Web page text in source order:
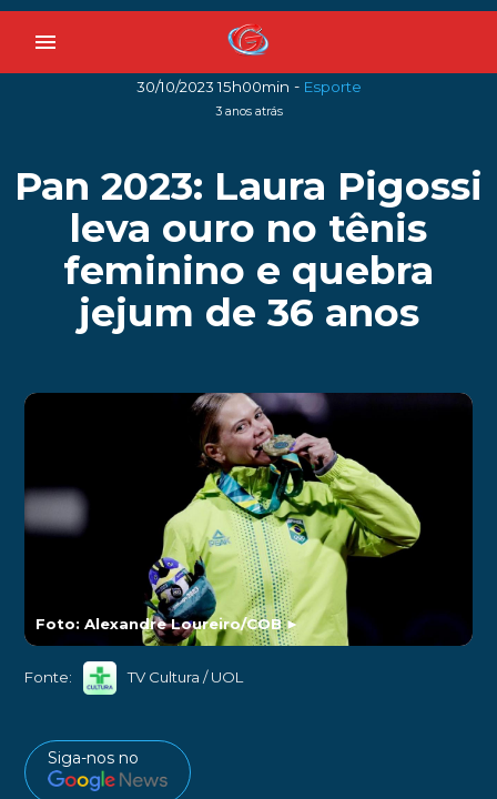
menu
30/10/2023 15h00min - Esporte
3 anos atrás
Pan 2023: Laura Pigossi
leva ouro no tênis
feminino e quebra
jejum de 36 anos
Foto: Alexandre Loureiro/COB►
Fonte: TV Cultura / UOL
Siga-nos no